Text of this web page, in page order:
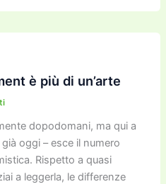
st
o
o
e
gr
m
p
y
n
k
e
n
n
di
è più di un’arte
dopodomani, ma qui a
oggi – esce il numero
Rispetto a quasi
a leggerla, le differenze